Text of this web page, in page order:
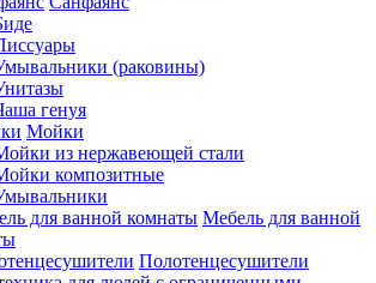
(раковины)
генуя
Мойки
из нержавеющей стали
композитные
Мебель для ванной
Полотенцесушители